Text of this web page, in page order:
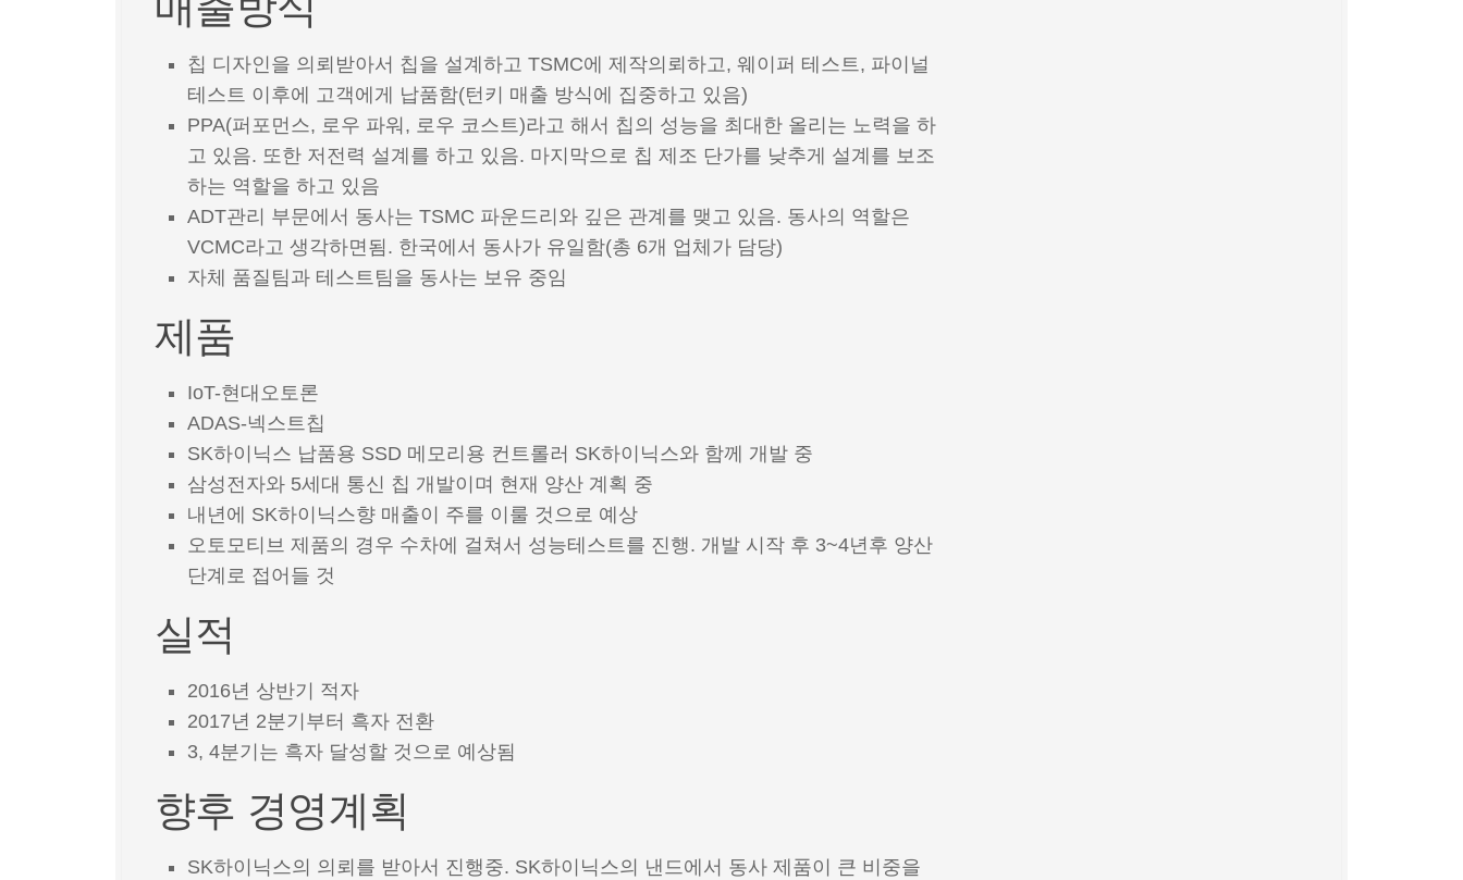
칩 디자인을 의뢰받아서 칩을 설계하고 TSMC에 제작의뢰하고, 웨이퍼 테스트, 파이널
테스트 이후에 고객에게 납품함(턴키 매출 방식에 집중하고 있음)
PPA(퍼포먼스, 로우 파워, 로우 코스트)라고 해서 칩의 성능을 최대한 올리는 노력을 하
고 있음. 또한 저전력 설계를 하고 있음. 마지막으로 칩 제조 단가를 낮추게 설계를 보조
하는 역할을 하고 있음
ADT관리 부문에서 동사는 TSMC 파운드리와 깊은 관계를 맺고 있음. 동사의 역할은
VCMC라고 생각하면됨. 한국에서 동사가 유일함(총 6개 업체가 담당)
자체 품질팀과 테스트팀을 동사는 보유 중임
제품
IoT-현대오토론
ADAS-넥스트칩
SK하이닉스 납품용 SSD 메모리용 컨트롤러 SK하이닉스와 함께 개발 중
삼성전자와 5세대 통신 칩 개발이며 현재 양산 계획 중
내년에 SK하이닉스향 매출이 주를 이룰 것으로 예상
오토모티브 제품의 경우 수차에 걸쳐서 성능테스트를 진행. 개발 시작 후 3~4년후 양산
단계로 접어들 것
실적
2016년 상반기 적자
2017년 2분기부터 흑자 전환
3, 4분기는 흑자 달성할 것으로 예상됨
향후 경영계획
SK하이닉스의 의뢰를 받아서 진행중. SK하이닉스의 낸드에서 동사 제품이 큰 비중을